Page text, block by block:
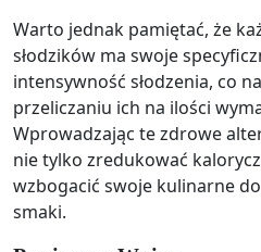
Warto jednak pamiętać, że
słodzików ma swoje
intensywność słodzenia, co
przeliczaniu ich na ilości
Wprowadzając te zdrowe
nie tylko zredukować
wzbogacić swoje kulinarne
smaki.